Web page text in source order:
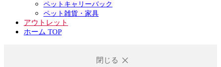
ペットキャリーバック
ペット雑貨・家具
アウトレット
ホーム TOP
閉じる